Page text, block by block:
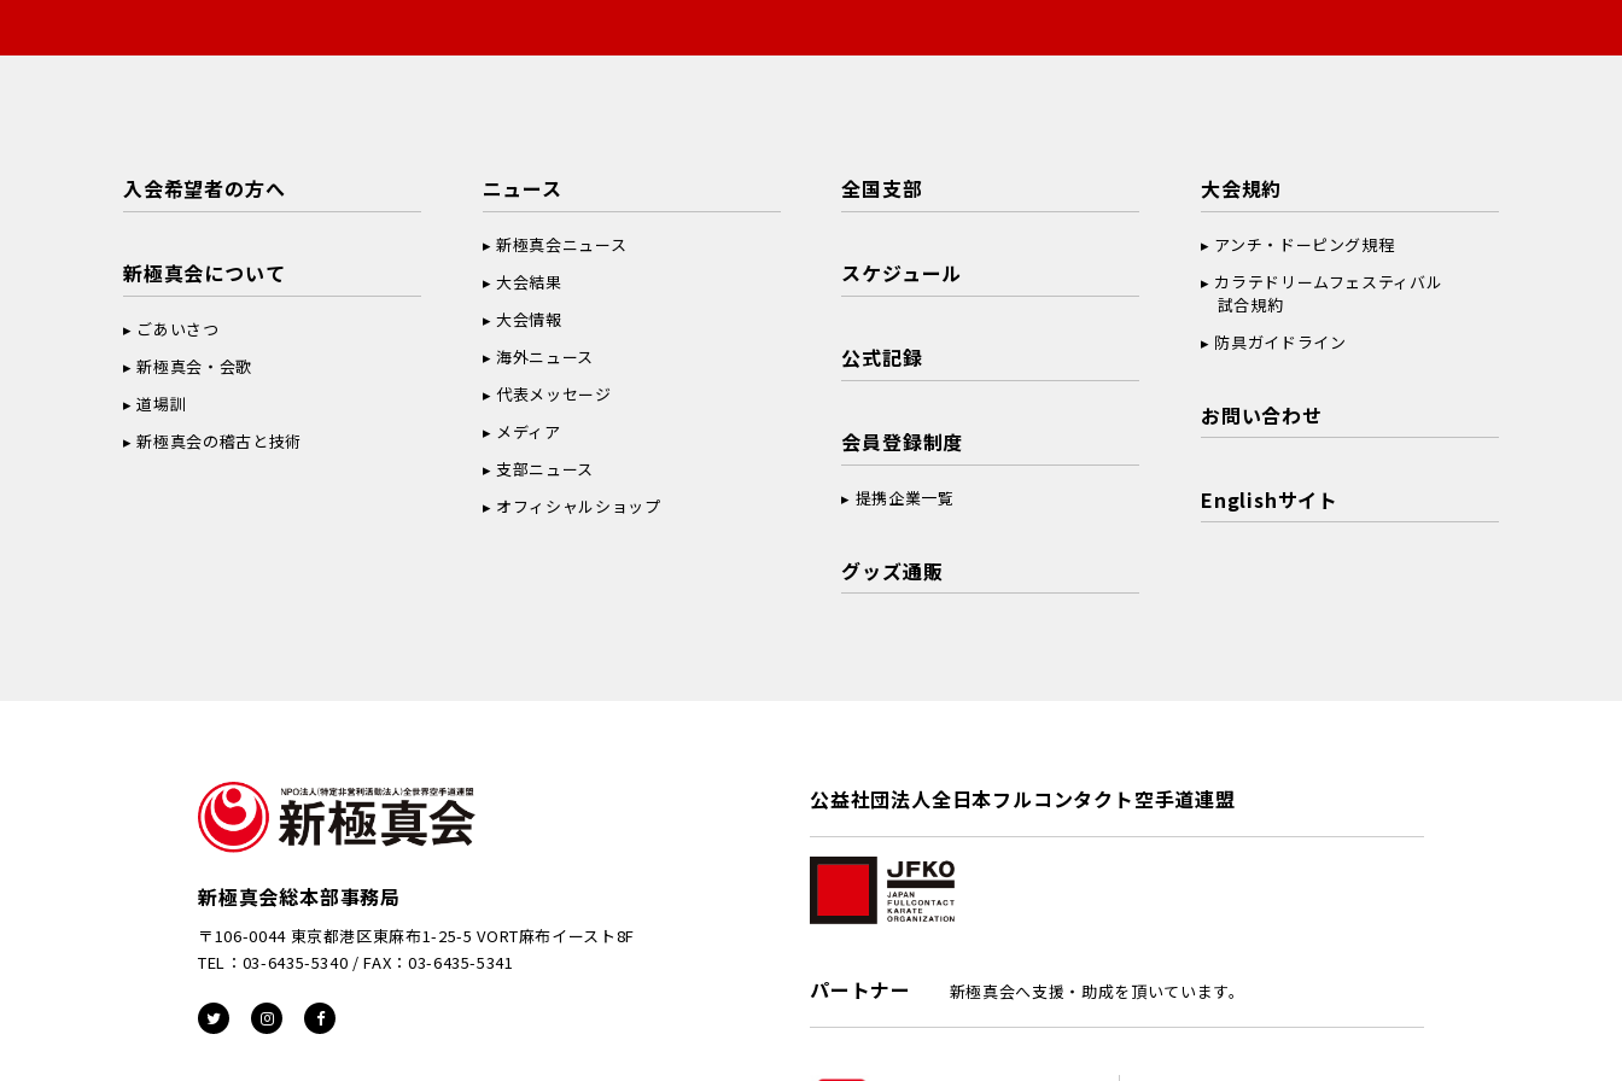
入会希望者の方へ
新極真会について
ごあいさつ
新極真会・会歌
道場訓
新極真会の稽古と技術
ニュース
新極真会ニュース
大会結果
大会情報
海外ニュース
代表メッセージ
メディア
支部ニュース
オフィシャルショップ
全国支部
スケジュール
公式記録
会員登録制度
提携企業一覧
グッズ通販
大会規約
アンチ・ドーピング規程
カラテドリームフェスティバル
試合規約
防具ガイドライン
お問い合わせ
Englishサイト
新極真会総本部事務局
〒106-0044 東京都港区東麻布1-25-5 VORT麻布イースト8F
TEL：03-6435-5340 / FAX：03-6435-5341
公益社団法人全日本フルコンタクト空手道連盟
パートナー 新極真会へ支援・助成を頂いています。